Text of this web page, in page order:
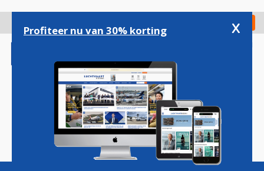
gaan
Check in
Magazine Podcasts Vacatures
Profiteer nu van 30% korting x